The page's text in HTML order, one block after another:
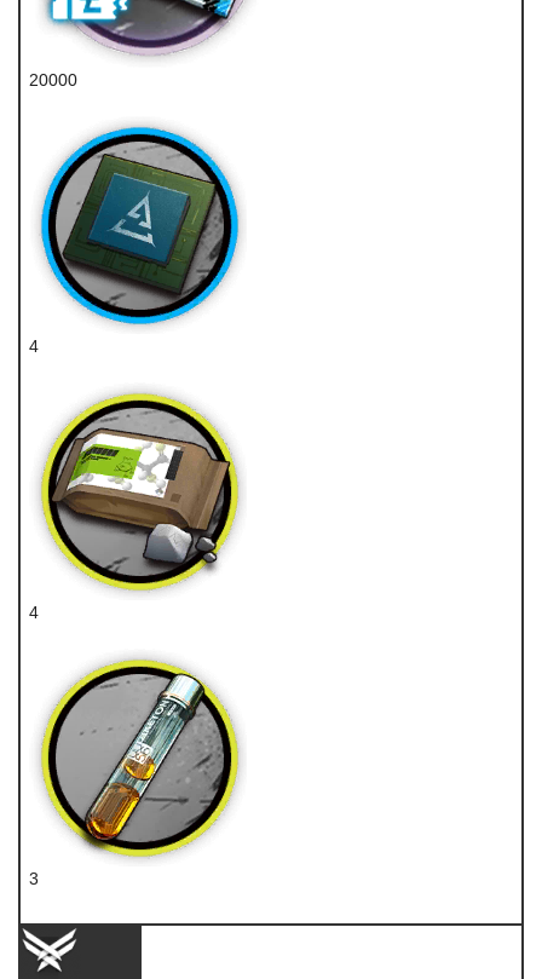
20000
4
4
3